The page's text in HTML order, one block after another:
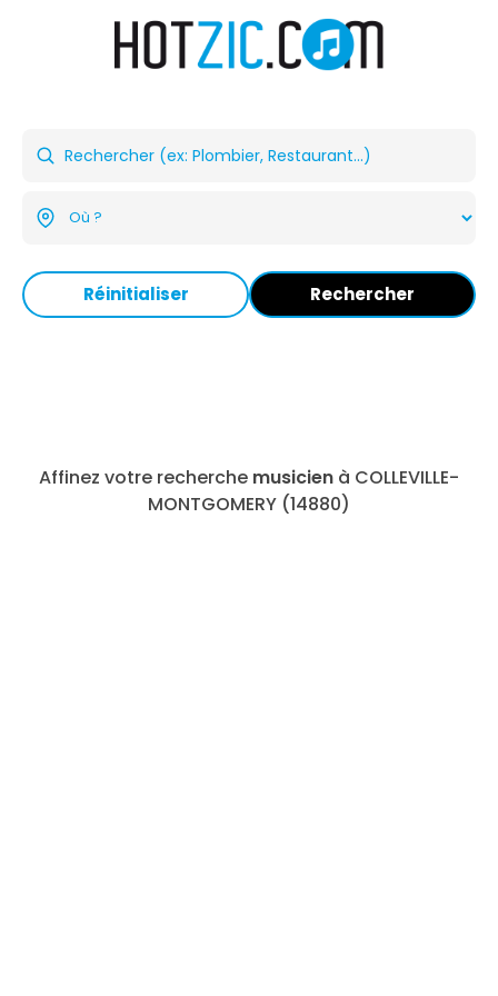
Réinitialiser Rechercher
Affinez votre recherche musicien à COLLEVILLE-
MONTGOMERY (14880)